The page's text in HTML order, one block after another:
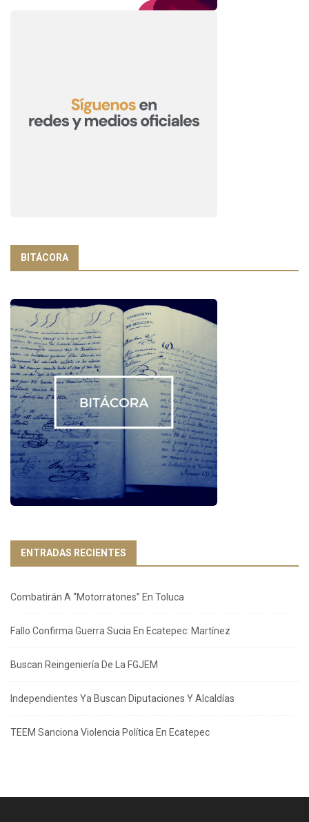
BITÁCORA
ENTRADAS RECIENTES
Combatirán A “Motorratones” En Toluca
Fallo Confirma Guerra Sucia En Ecatepec: Martínez
Buscan Reingeniería De La FGJEM
Independientes Ya Buscan Diputaciones Y Alcaldías
TEEM Sanciona Violencia Política En Ecatepec